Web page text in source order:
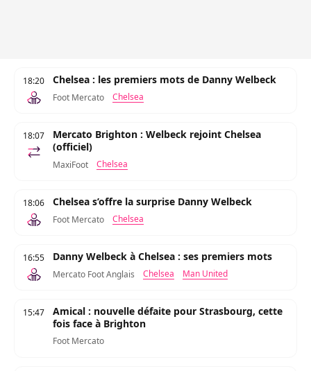
18:20 Chelsea : les premiers mots de Danny Welbeck
Foot Mercato Chelsea
18:07
Mercato Brighton : Welbeck rejoint Chelsea
(officiel)
MaxiFoot Chelsea
18:06 Chelsea s’offre la surprise Danny Welbeck
Foot Mercato Chelsea
16:55 Danny Welbeck à Chelsea : ses premiers mots
Mercato Foot Anglais Chelsea Man United
15:47
Amical : nouvelle défaite pour Strasbourg, cette
fois face à Brighton
Foot Mercato